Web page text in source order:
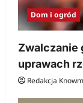
Dom i ogród
Zwalczanie
uprawach
Redakcja